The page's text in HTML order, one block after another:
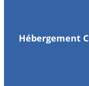
Hébergement